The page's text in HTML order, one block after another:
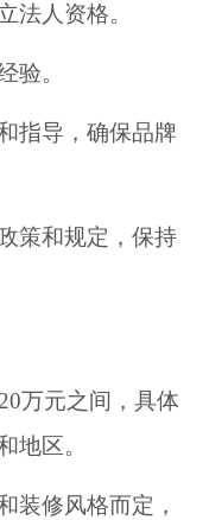
人资格。
。
导，确保品牌
和规定，保持
万元之间，具体
地区。
修风格而定，